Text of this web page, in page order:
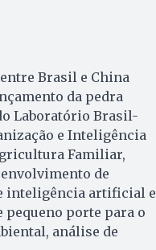
Brasil e China
da pedra
Laboratório Brasil-
e Inteligência
Familiar,
de
inteligência artificial e
pequeno porte para o
análise de